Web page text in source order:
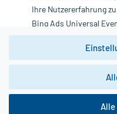
nutzen Sie das Formular:
Vertrag widerrufen
*Hinweise zu unseren
Ihre Nutzererfahrung
Bing Ads Universal
Youtube-Social Plugin).
Wir weisen darauf
zwingend den
DSGVO genügen
Daten dort